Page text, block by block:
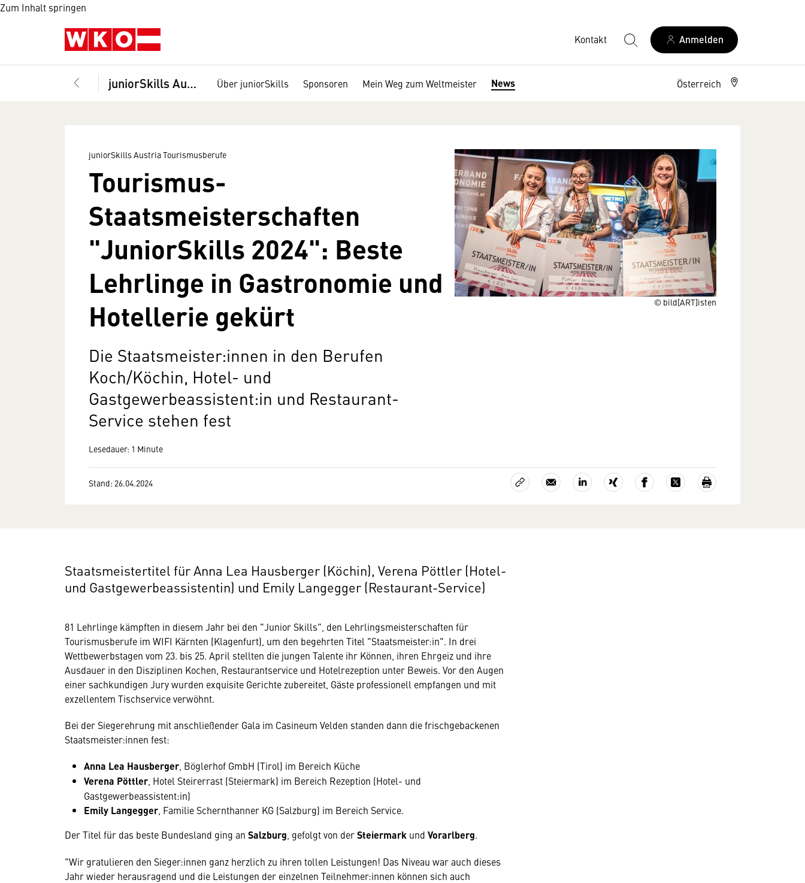
Zum Inhalt springen
Kontakt Anmelden
juniorSkills Austria Tourismusberufe Über juniorSkills Sponsoren Mein Weg zum Weltmeister News Österreich
© bild[ART]isten
juniorSkills Austria Tourismusberufe
Tourismus-
Staatsmeisterschaften
"JuniorSkills 2024": Beste
Lehrlinge in Gastronomie und
Hotellerie gekürt
Die Staatsmeister:innen in den Berufen
Koch/Köchin, Hotel- und
Gastgewerbeassistent:in und Restaurant-
Service stehen fest
Lesedauer: 1 Minute
Stand: 26.04.2024
Staatsmeistertitel für Anna Lea Hausberger (Köchin), Verena Pöttler (Hotel-
und Gastgewerbeassistentin) und Emily Langegger (Restaurant-Service)
81 Lehrlinge kämpften in diesem Jahr bei den "Junior Skills", den Lehrlingsmeisterschaften für
Tourismusberufe im WIFI Kärnten (Klagenfurt), um den begehrten Titel "Staatsmeister:in". In drei
Wettbewerbstagen vom 23. bis 25. April stellten die jungen Talente ihr Können, ihren Ehrgeiz und ihre
Ausdauer in den Disziplinen Kochen, Restaurantservice und Hotelrezeption unter Beweis. Vor den Augen
einer sachkundigen Jury wurden exquisite Gerichte zubereitet, Gäste professionell empfangen und mit
exzellentem Tischservice verwöhnt.
Bei der Siegerehrung mit anschließender Gala im Casineum Velden standen dann die frischgebackenen
Staatsmeister:innen fest:
Anna Lea Hausberger , Böglerhof GmbH (Tirol) im Bereich Küche
Verena Pöttler , Hotel Steirerrast (Steiermark) im Bereich Rezeption (Hotel- und
Gastgewerbeassistent:in)
Emily Langegger , Familie Schernthanner KG (Salzburg) im Bereich Service.
Der Titel für das beste Bundesland ging an Salzburg , gefolgt von derSteiermark und Vorarlberg.
"Wir gratulieren den Sieger:innen ganz herzlich zu ihren tollen Leistungen! Das Niveau war auch dieses
Jahr wieder herausragend und die Leistungen der einzelnen Teilnehmer:innen können sich auch